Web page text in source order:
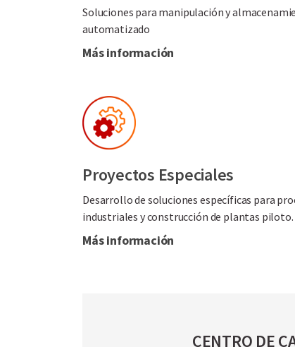
Soluciones para manipulación y
automatizado
Más información
Proyectos Especiales
Desarrollo de soluciones específicas para
industriales y construcción de plantas piloto.
Más información
CENTRO DE